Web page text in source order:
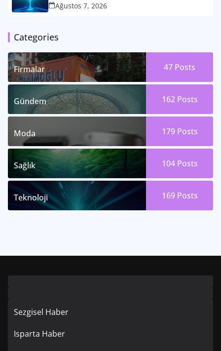
Ağustos 7, 2026
Categories
Firmalar 47 Posts
Gündem 162 Posts
Moda 179 Posts
Sağlık 104 Posts
Teknoloji 169 Posts
Sezgisel Haber
Isparta Haber